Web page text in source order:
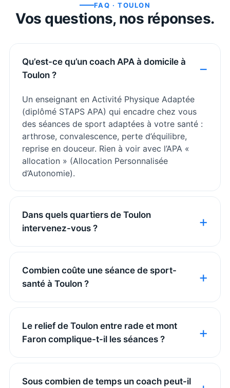
FAQ · TOULON
Vos questions, nos réponses.
Qu’est-ce qu’un coach APA à domicile à
Toulon ?
Un enseignant en Activité Physique Adaptée
(diplômé STAPS APA) qui encadre chez vous
des séances de sport adaptées à votre santé :
arthrose, convalescence, perte d’équilibre,
reprise en douceur. Rien à voir avec l’APA «
allocation » (Allocation Personnalisée
d’Autonomie).
Dans quels quartiers de Toulon
intervenez-vous ?
Combien coûte une séance de sport-
santé à Toulon ?
Le relief de Toulon entre rade et mont
Faron complique-t-il les séances ?
Sous combien de temps un coach peut-il